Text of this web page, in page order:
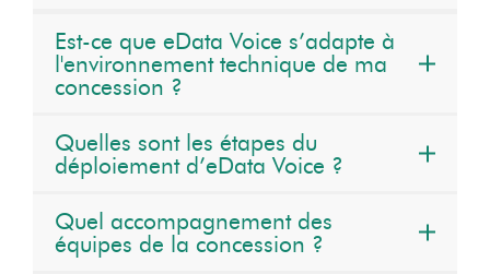
Est-ce que eData Voice s’adapte à
l'environnement technique de ma
concession ?
Quelles sont les étapes du
déploiement d’eData Voice ?
Quel accompagnement des
équipes de la concession ?